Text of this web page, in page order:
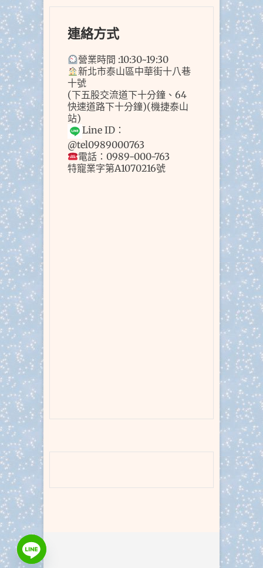
連絡方式
營業時間 :10:30~19:30
新北市泰山區中華街十八巷
十號
(下五股交流道下十分鐘、64
快速道路下十分鐘)(機捷泰山
站)
Line ID：
@tel0989000763
電話：0989-000-763
特寵業字第A1070216號